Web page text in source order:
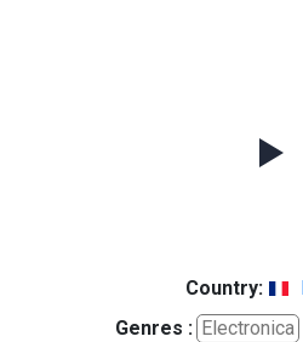
Country:
Genres : Electronica